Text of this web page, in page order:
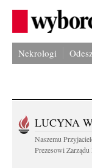
Nekrologi
LUCYNA
Naszemu
Prezesowi